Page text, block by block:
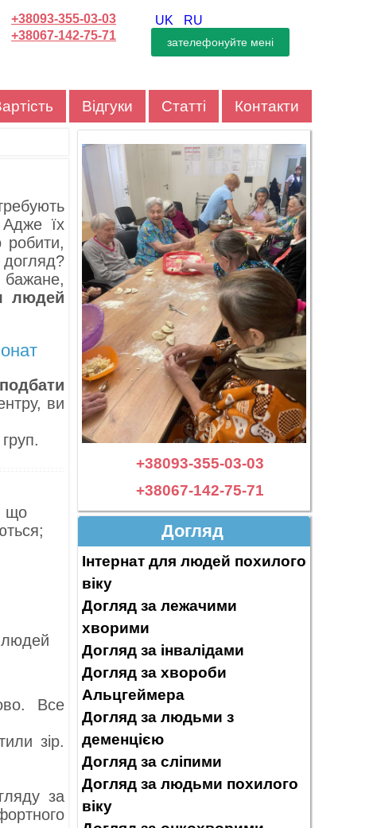
+38093-355-03-03
+38067-142-75-71
UK RU
Відгуки Статті Контакти
Адже їх
людей
ви
що
людей
Все
зір.
за
+38093-355-03-03
+38067-142-75-71
Догляд
Інтернат для людей похилого
віку
Догляд за лежачими
хворими
Догляд за інвалідами
Догляд за хвороби
Альцгеймера
Догляд за людьми з
деменцією
Догляд за сліпими
Догляд за людьми похилого
віку